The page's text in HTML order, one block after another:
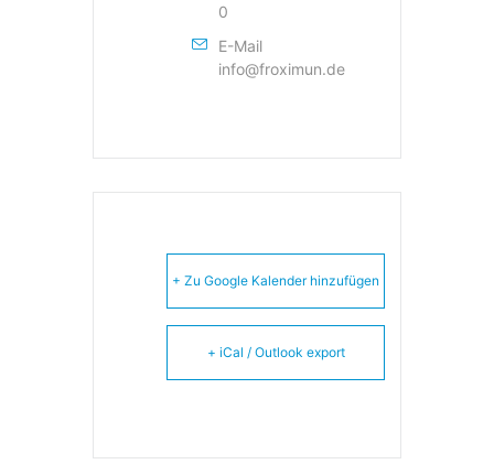
0
E-Mail
info@froximun.de
+ Zu Google Kalender hinzufügen
+ iCal / Outlook export